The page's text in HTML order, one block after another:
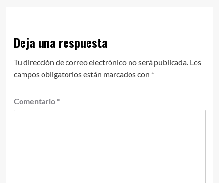
Deja una respuesta
Tu dirección de correo electrónico no será publicada. Los
campos obligatorios están marcados con *
Comentario *